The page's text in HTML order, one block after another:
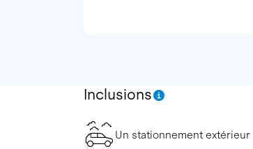
Inclusions
Un stationnement extérieur